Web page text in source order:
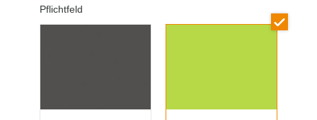
Pflichtfeld